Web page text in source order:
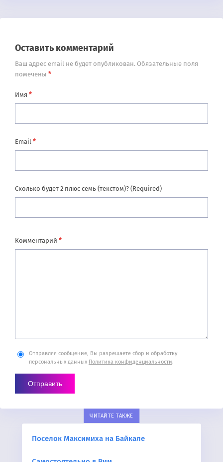
Оставить комментарий
Ваш адрес email не будет опубликован. Обязательные поля
помечены *
Имя *
Email *
Сколько будет 2 плюс семь (текстом)? (Required)
Комментарий *
Отправляя сообщение, Вы разрешаете сбор и обработку
персональных данных Политика конфиденциальности.
ЧИТАЙТЕ ТАКЖЕ
Поселок Максимиха на Байкале